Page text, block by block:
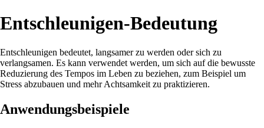
Entschleunigen-Bedeutung
Entschleunigen bedeutet, langsamer zu werden oder sich zu
verlangsamen. Es kann verwendet werden, um sich auf die bewusste
Reduzierung des Tempos im Leben zu beziehen, zum Beispiel um
Stress abzubauen und mehr Achtsamkeit zu praktizieren.
Anwendungsbeispiele